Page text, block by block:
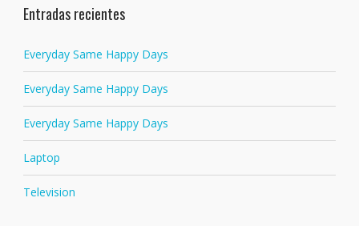
Entradas recientes
Everyday Same Happy Days
Everyday Same Happy Days
Everyday Same Happy Days
Laptop
Television